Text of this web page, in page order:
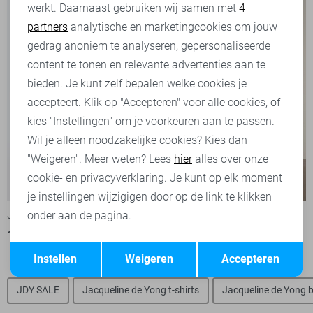
-50%
Jacqueline de Yong Jurk
17,50
-50%
JDY SALE Jacqueline de Yong t-shirts Jacqueline de Yong
Analytische cookies
Marketing cookies
Terug Opslaan
werkt. Daarnaast gebruiken wij samen met 4
partners analytische en marketingcookies om jouw
gedrag anoniem te analyseren, gepersonaliseerde
content te tonen en relevante advertenties aan te
bieden. Je kunt zelf bepalen welke cookies je
accepteert. Klik op "Accepteren" voor alle cookies, of
kies "Instellingen" om je voorkeuren aan te passen.
Wil je alleen noodzakelijke cookies? Kies dan
"Weigeren". Meer weten? Lees hieralles over onze
cookie- en privacyverklaring. Je kunt op elk moment
je instellingen wijzigigen door op de link te klikken
onder aan de pagina.
Accepteren
Weigeren
Instellen